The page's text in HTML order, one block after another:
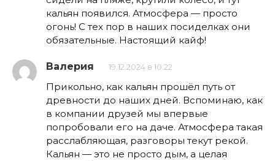
кальян появился. Атмосфера — просто
огонь! С тех пор в наших посиделках они
обязательные. Настоящий кайф!
Валерия 19.12.2024 в 10:22
Прикольно, как кальян прошёл путь от
древности до наших дней. Вспоминаю, как
в компании друзей мы впервые
попробовали его на даче. Атмосфера такая
расслабляющая, разговоры текут рекой.
Кальян — это не просто дым, а целая